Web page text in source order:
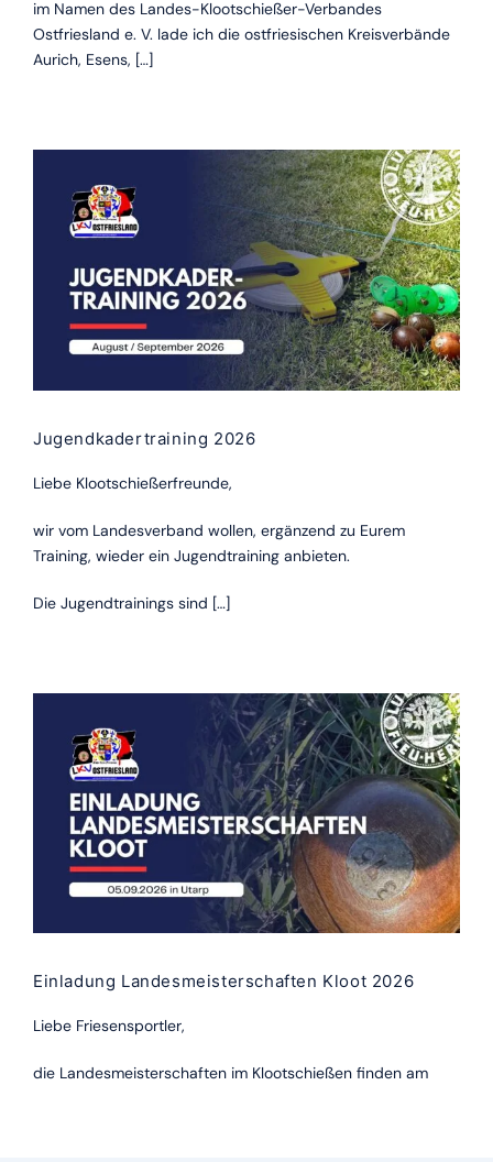
im Namen des Landes-Klootschießer-Verbandes
Ostfriesland e. V. lade ich die ostfriesischen Kreisverbände
Aurich, Esens, […]
Jugendkadertraining 2026
Liebe Klootschießerfreunde,
wir vom Landesverband wollen, ergänzend zu Eurem
Training, wieder ein Jugendtraining anbieten.
Die Jugendtrainings sind […]
Einladung Landesmeisterschaften Kloot 2026
Liebe Friesensportler,
die Landesmeisterschaften im Klootschießen finden am